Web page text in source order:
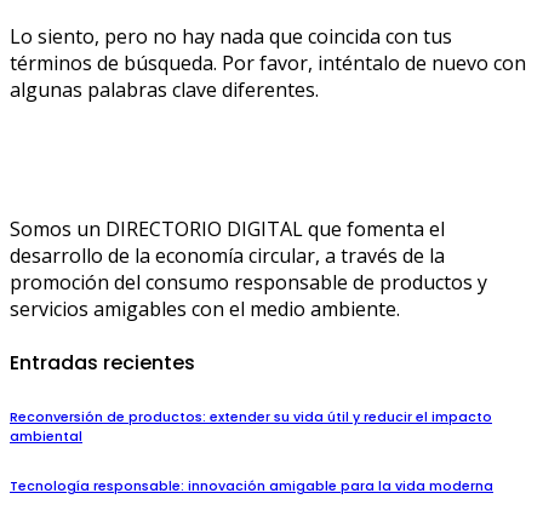
Lo siento, pero no hay nada que coincida con tus
términos de búsqueda. Por favor, inténtalo de nuevo con
algunas palabras clave diferentes.
Somos un DIRECTORIO DIGITAL que fomenta el
desarrollo de la economía circular, a través de la
promoción del consumo responsable de productos y
servicios amigables con el medio ambiente.
Entradas recientes
Reconversión de productos: extender su vida útil y reducir el impacto
ambiental
Tecnología responsable: innovación amigable para la vida moderna